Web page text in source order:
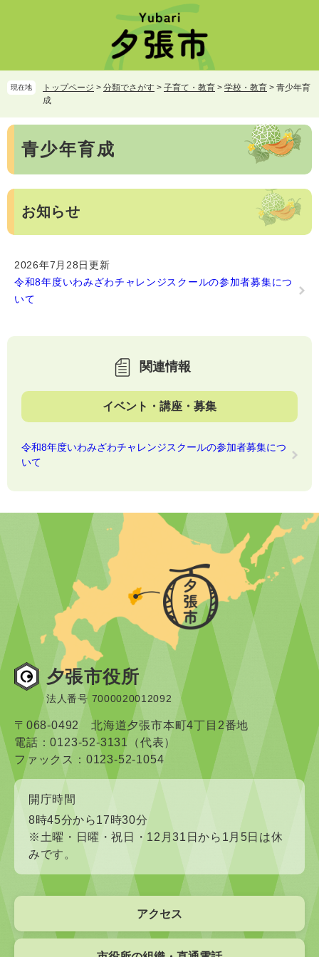
頭
で
飛
ば
て
へ
現在地 トップページ > 分類でさがす > 子育て・教育 > 学校・教育 > 青少年育
成
本
青少年育成
お知らせ
2026年7月28日更新
令和8年度いわみざわチャレンジスクールの参加者募集につ
いて
関連情報
イベント・講座・募集
令和8年度いわみざわチャレンジスクールの参加者募集につ
いて
夕張市役所
法人番号 7000020012092
〒068-0492 北海道夕張市本町4丁目2番地
電話：0123-52-3131（代表）
ファックス：0123-52-1054
開庁時間
8時45分から17時30分
※土曜・日曜・祝日・12月31日から1月5日は休
みです。
アクセス